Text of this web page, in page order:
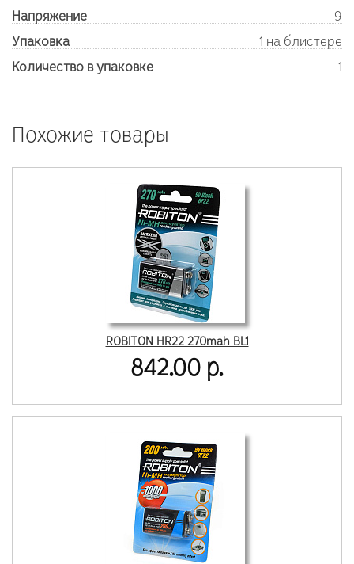
Напряжение
9
Упаковка
1 на блистере
Количество в упаковке
1
Похожие товары
ROBITON HR22 270mah BL1
842.00 р.